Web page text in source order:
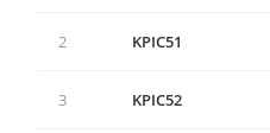
2 KPIC51
3 KPIC52